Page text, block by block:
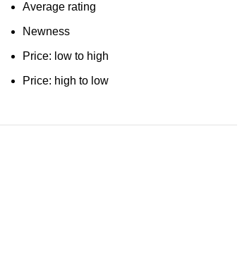
Average rating
Newness
Price: low to high
Price: high to low